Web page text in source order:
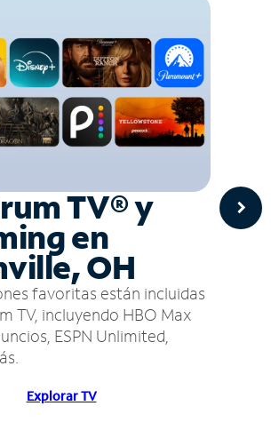
TV® y
en
OH
favoritas están incluidas
TV, incluyendo HBO Max
ESPN Unlimited,
Explorar TV